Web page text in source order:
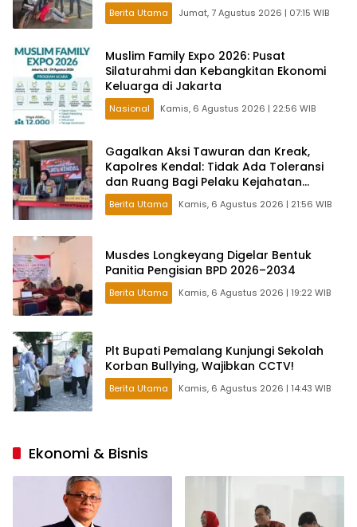
Berita Utama Jumat, 7 Agustus 2026 | 07:15 WIB
Muslim Family Expo 2026: Pusat
Silaturahmi dan Kebangkitan Ekonomi
Keluarga di Jakarta
Nasional Kamis, 6 Agustus 2026 | 22:56 WIB
Gagalkan Aksi Tawuran dan Kreak,
Kapolres Kendal: Tidak Ada Toleransi
dan Ruang Bagi Pelaku Kejahatan
Jalanan
Berita Utama Kamis, 6 Agustus 2026 | 21:56 WIB
Musdes Longkeyang Digelar Bentuk
Panitia Pengisian BPD 2026–2034
Berita Utama Kamis, 6 Agustus 2026 | 19:22 WIB
Plt Bupati Pemalang Kunjungi Sekolah
Korban Bullying, Wajibkan CCTV!
Berita Utama Kamis, 6 Agustus 2026 | 14:43 WIB
Ekonomi & Bisnis